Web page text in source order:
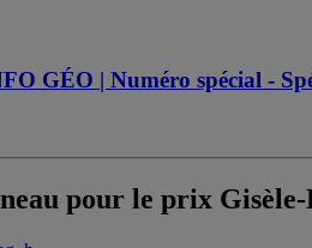
GÉO | Numéro spécial -
pour le prix